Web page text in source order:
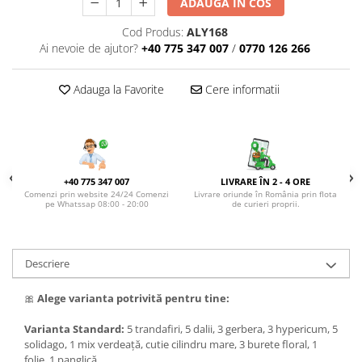
DE TRANDAFIRI ROZ
DE TRANDAFIRI ROȘIICod Produs: ALY168
Ai nevoie de ajutor? +40 775 347 007 / 0770 126 266
Adauga la Favorite Cere informatii
+40 775 347 007
Comenzi prin website 24/24 Comenzi
pe Whatssap 08:00 - 20:00
LIVRARE ÎN 2 - 4 ORE
Livrare oriunde în România prin flota
de curieri proprii.
Descriere
🎀 Alege varianta potrivită pentru tine:
Varianta Standard: 5 trandafiri, 5 dalii, 3 gerbera, 3 hypericum, 5
solidago, 1 mix verdeață, cutie cilindru mare, 3 burete floral, 1